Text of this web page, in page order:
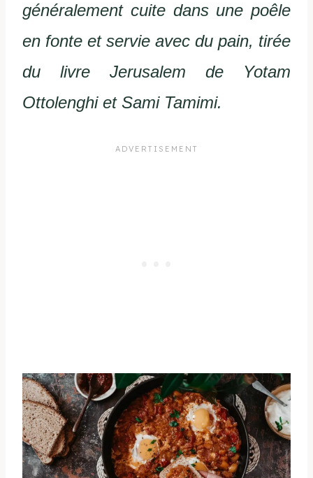
généralement cuite dans une poêle
en fonte et servie avec du pain, tirée
du livre Jerusalem de Yotam
Ottolenghi et Sami Tamimi.